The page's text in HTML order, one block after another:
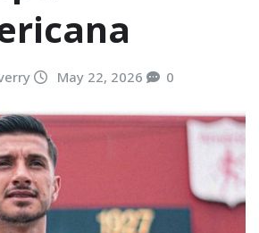
May 22, 2026 0